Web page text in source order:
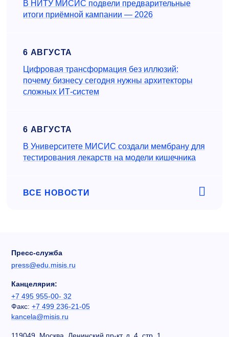
В НИТУ МИСИС подвели предварительные
итоги приёмной кампании — 2026
6 АВГУСТА
Цифровая трансформация без иллюзий:
почему бизнесу сегодня нужны архитекторы
сложных ИТ-систем
6 АВГУСТА
В Университете МИСИС создали мембрану для
тестирования лекарств на модели кишечника
ВСЕ НОВОСТИ
Пресс-служба
press@edu.misis.ru
Канцелярия:
+7 495 955-00- 32
Факс: +7 499 236-21-05
kancela@misis.ru